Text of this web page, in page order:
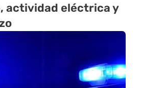
actividad eléctrica y